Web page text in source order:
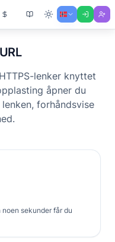
lenker knyttet
åpner du
forhåndsvise
sekunder får du